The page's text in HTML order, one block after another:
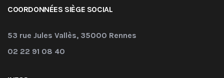
COORDONNÉES SIÈGE SOCIAL
53 rue Jules Vallès, 35000 Rennes
02 22 91 08 40